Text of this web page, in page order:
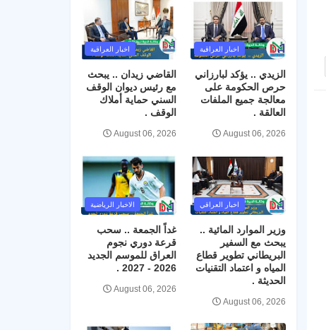
اخبار العراقية
الزيدي .. يؤكد لبارزاني
حرص الحكومة على
معالجة جميع الملفات
العالقة .
August 06, 2026
اخبار العراقية
القاضي زيدان .. يبحث
مع رئيس ديوان الوقف
السني حماية أملاك
الوقف .
August 06, 2026
اخبار العراقي
وزير الموارد المائية ..
يبحث مع السفير
البريطاني تطوير قطاع
المياه و اعتماد التقنيات
الحديثة .
August 06, 2026
الاخبار الرياضية
غداً الجمعة .. سحب
قرعة دوري نجوم
العراق للموسم الجديد
2026 - 2027 .
August 06, 2026